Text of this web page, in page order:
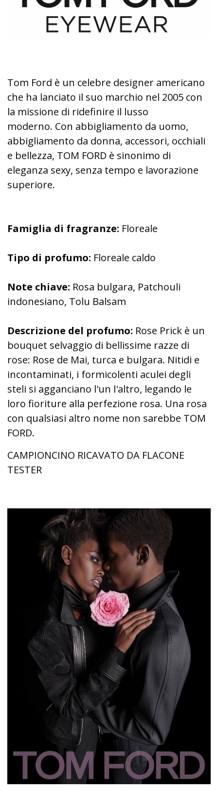
Tom Ford è un celebre designer americano
che ha lanciato il suo marchio nel 2005 con
la missione di ridefinire il lusso
moderno. Con abbigliamento da uomo,
abbigliamento da donna, accessori, occhiali
e bellezza, TOM FORD è sinonimo di
eleganza sexy, senza tempo e lavorazione
superiore.
Famiglia di fragranze: Floreale
Tipo di profumo: Floreale caldo
Note chiave: Rosa bulgara, Patchouli
indonesiano, Tolu Balsam
Descrizione del profumo: Rose Prick è un
bouquet selvaggio di bellissime razze di
rose: Rose de Mai, turca e bulgara. Nitidi e
incontaminati, i formicolenti aculei degli
steli si agganciano l'un l'altro, legando le
loro fioriture alla perfezione rosa. Una rosa
con qualsiasi altro nome non sarebbe TOM
FORD.
CAMPIONCINO RICAVATO DA FLACONE
TESTER